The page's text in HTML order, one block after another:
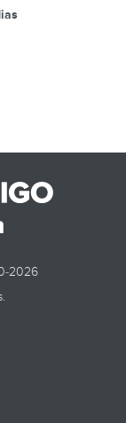
2026